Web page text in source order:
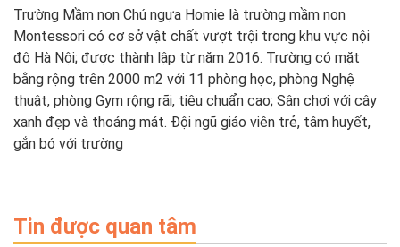
Trường Mầm non Chú ngựa Homie là trường mầm non
Montessori có cơ sở vật chất vượt trội trong khu vực nội
đô Hà Nội; được thành lập từ năm 2016. Trường có mặt
bằng rộng trên 2000 m2 với 11 phòng học, phòng Nghệ
thuật, phòng Gym rộng rãi, tiêu chuẩn cao; Sân chơi với cây
xanh đẹp và thoáng mát. Đội ngũ giáo viên trẻ, tâm huyết,
gắn bó với trường
Tin được quan tâm